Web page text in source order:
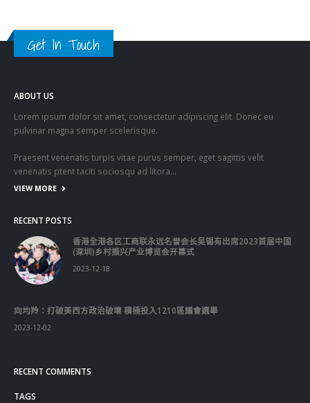
Get In Touch
ABOUT US
Lorem ipsum dolor sit amet, consectetur adipiscing elit. Donec eu
pulvinar magna semper scelerisque.
Praesent venenatis turpis vitae purus semper, eget sagittis velit
venenatis ptent taciti sociosqu ad litora…
VIEW MORE
RECENT POSTS
香港全港各区工商联永远名誉会长吴锡有出席2023首届中国
(深圳)乡村振兴产业博览会开幕式
2023-12-18
向均羚：打破美西方政治破壞 積極投入1210區議會選舉
2023-12-02
RECENT COMMENTS
TAGS